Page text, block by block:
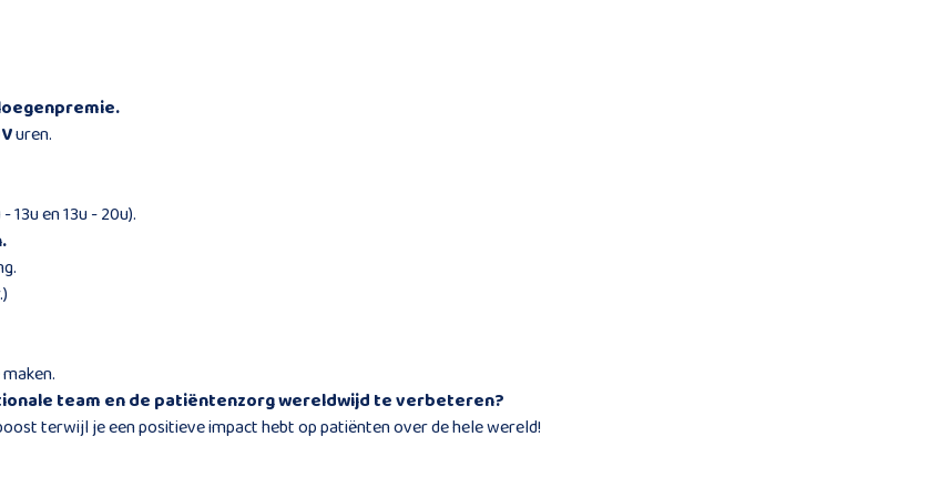
uren.
13u en 13u - 20u).
team en de patiëntenzorg wereldwijd te verbeteren?
terwijl je een positieve impact hebt op patiënten over de hele wereld!